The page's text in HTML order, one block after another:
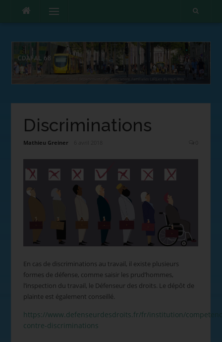
Menu
Discriminations
Mathieu Greiner
En cas de discriminations au travail, il existe plusieurs
formes de défense, comme saisir les prud’hommes,
l’inspection du travail, le Défenseur des droits. Le dépôt de
plainte est également conseillé.
https://www.defenseurdesdroits.fr/fr/institution/
contre-discriminations